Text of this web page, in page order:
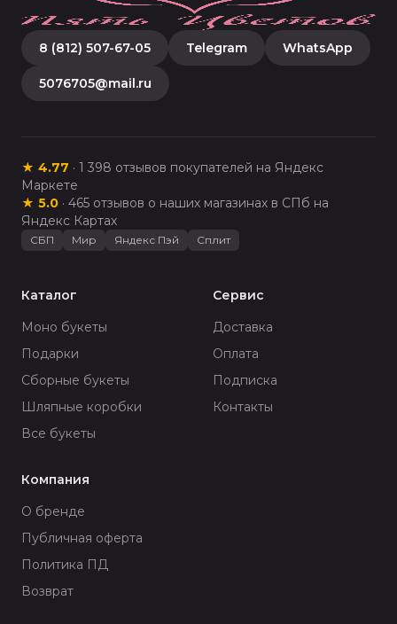
8 (812) 507-67-05 Telegram WhatsApp
5076705@mail.ru
★ 4.77 · 1 398 отзывов покупателей на Яндекс
Маркете
★ 5.0 · 465 отзывов о наших магазинах в СПб на
Яндекс Картах
СБП Мир Яндекс Пэй Сплит
Каталог
Моно букеты
Подарки
Сборные букеты
Шляпные коробки
Все букеты
Сервис
Доставка
Оплата
Подписка
Контакты
Компания
О бренде
Публичная оферта
Политика ПД
Возврат